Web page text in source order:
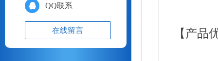
QQ联系
在线留言 【产品